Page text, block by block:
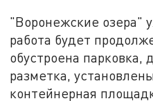
"Воронежские озера"
работа будет
обустроена парковка,
разметка,
контейнерная